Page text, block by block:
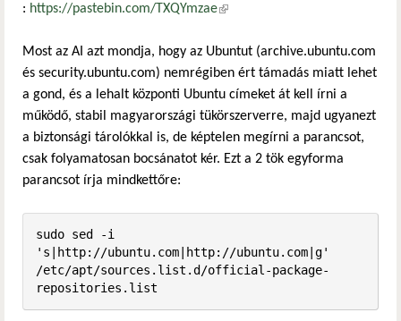
: https://pastebin.com/TXQYmzae(külső hivatkozás)
Most az AI azt mondja, hogy az Ubuntut (archive.ubuntu.com
és security.ubuntu.com) nemrégiben ért támadás miatt lehet
a gond, és a lehalt központi Ubuntu címeket át kell írni a
működő, stabil magyarországi tükörszerverre, majd ugyanezt
a biztonsági tárolókkal is, de képtelen megírni a parancsot,
csak folyamatosan bocsánatot kér. Ezt a 2 tök egyforma
parancsot írja mindkettőre:
sudo sed -i
's|http://ubuntu.com|http://ubuntu.com|g'
/etc/apt/sources.list.d/official-package-
repositories.list